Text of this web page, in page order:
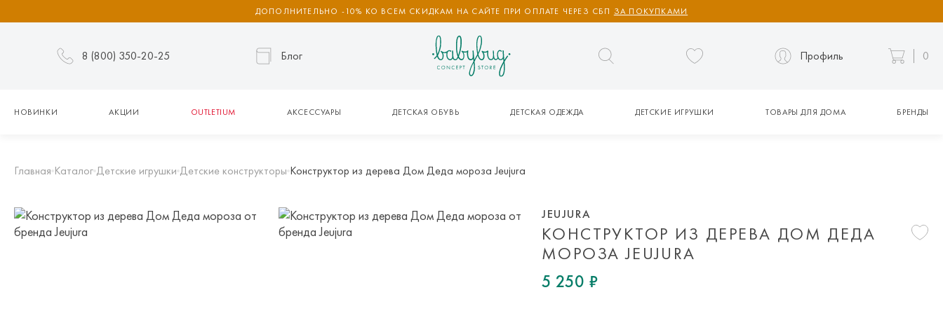
ДОПОЛНИТЕЛЬНО -10% КО ВСЕМ СКИДКАМ НА САЙТЕ ПРИ ОПЛАТЕ ЧЕРЕЗ СБП ЗА ПОКУПКАМИ
8 (800) 350-20-25 Блог Профиль 0
НОВИНКИ АКЦИИ OUTLETIUM АКСЕССУАРЫ ДЕТСКАЯ ОБУВЬ ДЕТСКАЯ ОДЕЖДА ДЕТСКИЕ ИГРУШКИ ТОВАРЫ ДЛЯ ДОМА БРЕНДЫ
Главная Каталог Детские игрушки Детские конструкторы Конструктор из дерева Дом Деда мороза Jeujura
КОНСТРУКТОР ИЗ ДЕРЕВА ДОМ ДЕДА
МОРОЗА JEUJURA
JEUJURA
5 250 ₽